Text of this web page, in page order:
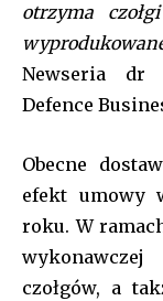
otrzyma
Newseria dr
Defence
Obecne
efekt umowy
roku. W
czołgów, a